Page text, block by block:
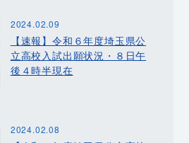
2024.02.09
【速報】令和６年度埼玉県公
立高校入試出願状況・８日午
後４時半現在
2024.02.08